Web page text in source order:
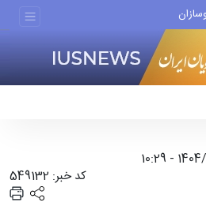
کد خبر: 549132